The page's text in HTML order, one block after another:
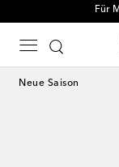
Für
Neue Saison